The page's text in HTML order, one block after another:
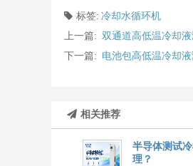
标签: 冷却水循环机
上一篇: 双通道高低温冷却
下一篇: 电池包高低温冷却
相关推荐
半导体测试
理？